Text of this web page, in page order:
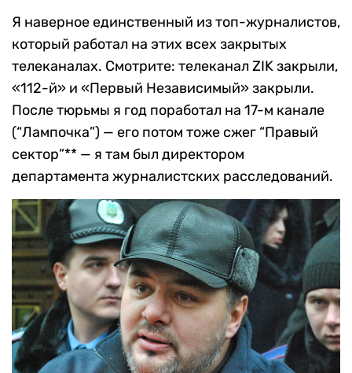
Я наверное единственный из топ-журналистов,
который работал на этих всех закрытых
телеканалах. Смотрите: телеканал ZIK закрыли,
«112-й» и «Первый Независимый» закрыли.
После тюрьмы я год поработал на 17-м канале
(“Лампочка”) — его потом тоже сжег “Правый
сектор”** — я там был директором
департамента журналистских расследований.